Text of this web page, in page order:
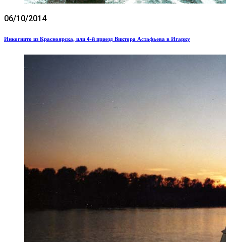
06/10/2014
Инкогнито из Красноярска, или 4-й приезд Виктора Астафьева в Игарку